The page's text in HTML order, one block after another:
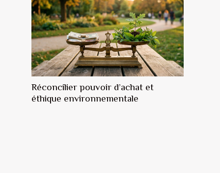
Réconcilier pouvoir d’achat et
éthique environnementale